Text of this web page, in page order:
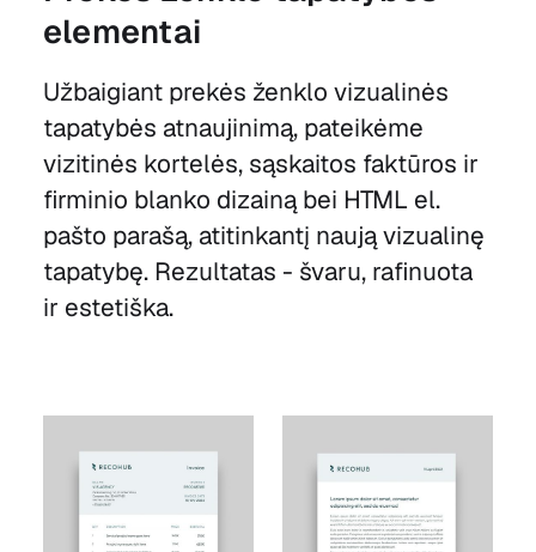
elementai
Užbaigiant prekės ženklo vizualinės
tapatybės atnaujinimą, pateikėme
vizitinės kortelės, sąskaitos faktūros ir
firminio blanko dizainą bei HTML el.
pašto parašą, atitinkantį naują vizualinę
tapatybę. Rezultatas - švaru, rafinuota
ir estetiška.